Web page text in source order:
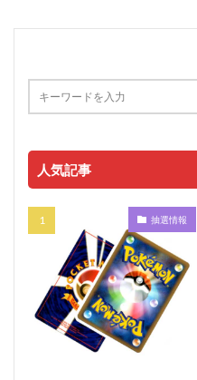
人気記事
抽選情報